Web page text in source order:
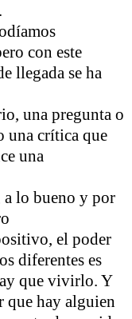
con este
llegada se ha
una pregunta o
una crítica que
una
a lo bueno y por
el poder
diferentes es
que vivirlo. Y
que hay alguien